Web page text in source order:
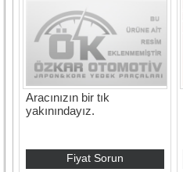
Aracınızın bir tık
yakınındayız.
Fiyat Sorun